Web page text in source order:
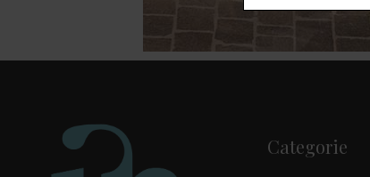
Categorie